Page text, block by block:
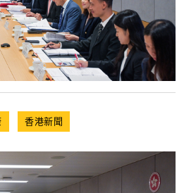
香港新聞